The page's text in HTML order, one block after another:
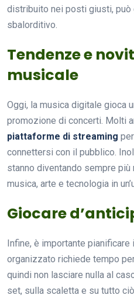
distribuito nei posti giusti, può
sbalorditivo.
Tendenze e
musicale
Oggi, la musica digitale gioca
promozione di concerti. Molti
piattaforme di streaming
connettersi con il pubblico.
stanno diventando sempre
musica, arte e tecnologia in
Giocare
Infine, è importante pianificare
organizzato richiede tempo
quindi non lasciare nulla al
set, sulla scaletta e su tutto